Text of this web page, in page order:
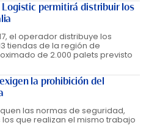
permitirá distribuir los
el operador distribuye los
tiendas de la región de
de 2.000 palets previsto
la prohibición del
las normas de seguridad,
que realizan el mismo trabajo